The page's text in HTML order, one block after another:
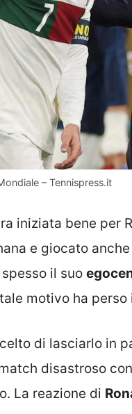
– Tennispress.it
iniziata bene per
e giocato
il suo
motivo ha
di lasciarlo in
disastroso
La reazione di